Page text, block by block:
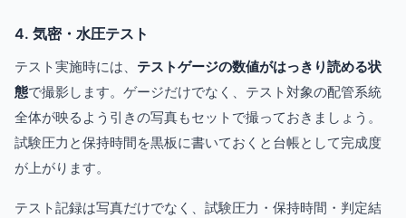
4. 気密・水圧テスト
テスト実施時には、 テストゲージの数値がはっきり読める状
態で撮影します。ゲージだけでなく、テスト対象の配管系統
全体が映るよう引きの写真もセットで撮っておきましょう。
試験圧力と保持時間を黒板に書いておくと台帳として完成度
が上がります。
テスト記録は写真だけでなく、試験圧力・保持時間・判定結